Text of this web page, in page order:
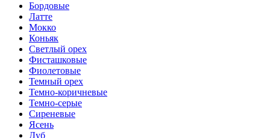
Бордовые
Латте
Мокко
Коньяк
Светлый орех
Фисташковые
Фиолетовые
Темный орех
Темно-коричневые
Темно-серые
Сиреневые
Ясень
Дуб